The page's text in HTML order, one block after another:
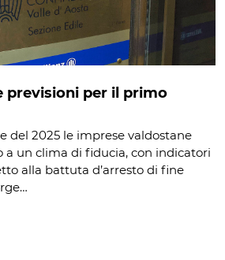
previsioni per il primo
del 2025 le imprese valdostane
a un clima di fiducia, con indicatori
alla battuta d’arresto di fine